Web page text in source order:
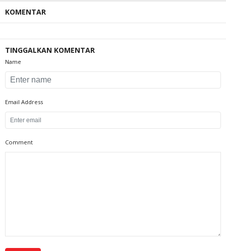
KOMENTAR
TINGGALKAN KOMENTAR
Name
Email Address
Comment